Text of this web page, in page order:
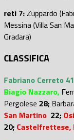
reti 7:Zuppardo
Messina (Villa San
Gradara)
CLASSIFICA
Fabriano Cerreto 41
Biagio Nazzaro,
Pergolese 28;
San Martino 22;
20; Castelfrettese,